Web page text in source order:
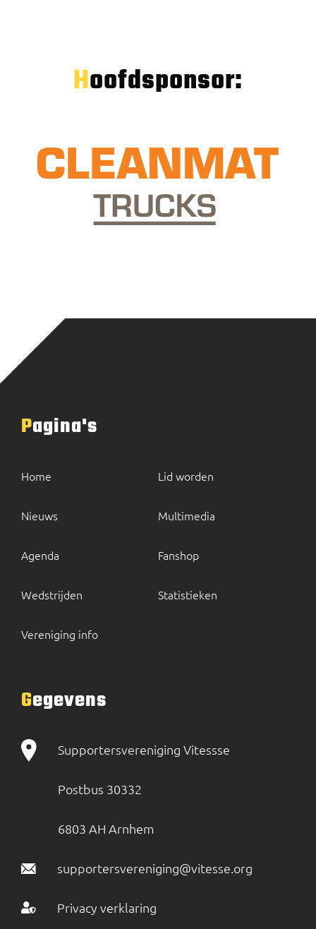
Hoofdsponsor:
Pagina's
Home
Nieuws
Agenda
Wedstrijden
Vereniging info
Lid worden
Multimedia
Fanshop
Statistieken
Gegevens
Supportersvereniging Vitessse
Postbus 30332
6803 AH Arnhem
supportersvereniging@vitesse.org
Privacy verklaring